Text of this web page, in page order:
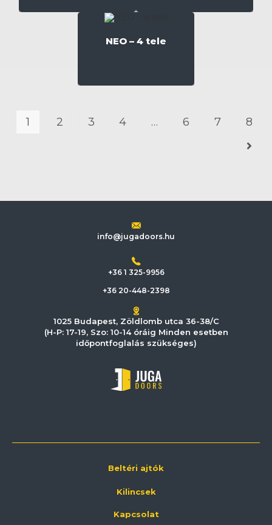
NEO – 4 tele
1 2 3 4 … 6 7 8
info@jugadoors.hu
+36 1 325-9956
+36 20-448-2398
1025 Budapest, Zöldlomb utca 36-38/C
(H-P: 17-19, Szo: 10-14 óráig Minden esetben
időpontfoglalás szükséges)
Beltéri ajtók
Kilincsek
Kapcsolat